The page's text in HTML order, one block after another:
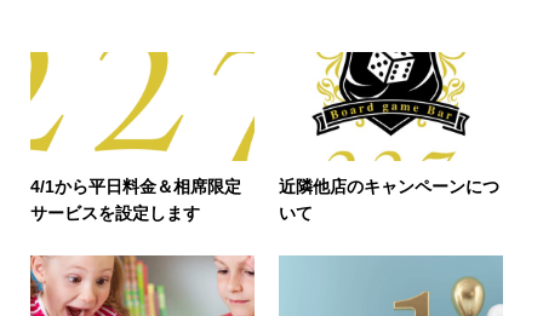
4/1から平日料金＆相席限定
サービスを設定します
近隣他店のキャンペーンにつ
いて